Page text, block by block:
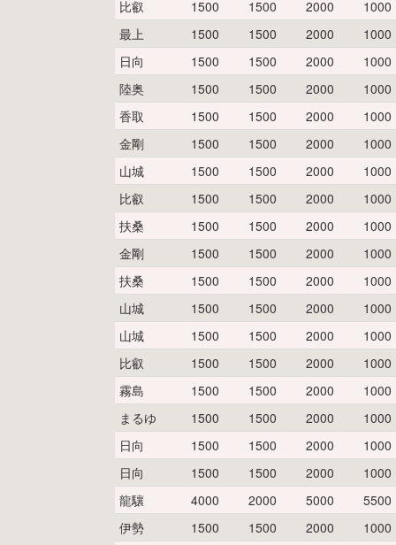
比叡 1500 1500 2000
1000
最上
1500 1500 2000
1000
日向
1500 1500 2000
1000
陸奥
1500 1500 2000
1000
香取
1500 1500 2000
1000
金剛
1500 1500 2000
1000
山城
1500 1500 2000
1000
比叡
1500 1500 2000
1000
扶桑
1500 1500 2000
1000
金剛
1500 1500 2000
1000
扶桑
1500 1500 2000
1000
山城
1500 1500 2000
1000
山城
1500 1500 2000
1000
比叡
1500 1500 2000
1000
霧島
1500 1500 2000
1000
まるゆ
1500 1500 2000
1000
日向
1500 1500 2000
1000
日向
1500 1500 2000
1000
龍驤
4000 2000 5000
5500
伊勢
1500 1500 2000
1000